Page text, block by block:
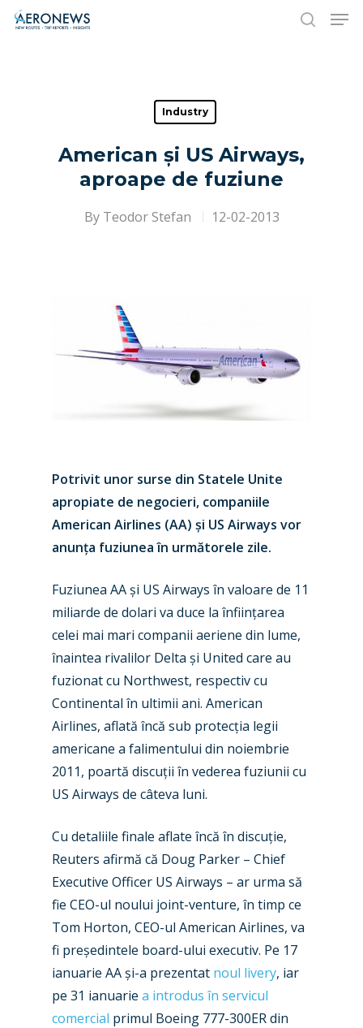
Hit enter to search or ESC to close
Industry
American și US Airways,
aproape de fuziune
By Teodor Stefan 12-02-2013
Potrivit unor surse din Statele Unite
apropiate de negocieri, companiile
American Airlines (AA) și US Airways vor
anunța fuziunea în următorele zile.
Fuziunea AA și US Airways în valoare de 11
miliarde de dolari va duce la înființarea
celei mai mari companii aeriene din lume,
înaintea rivalilor Delta și United care au
fuzionat cu Northwest, respectiv cu
Continental în ultimii ani. American
Airlines, aflată încă sub protecția legii
americane a falimentului din noiembrie
2011, poartă discuții în vederea fuziunii cu
US Airways de câteva luni.
Cu detaliile finale aflate încă în discuție,
Reuters afirmă că Doug Parker – Chief
Executive Officer US Airways – ar urma să
fie CEO-ul noului joint-venture, în timp ce
Tom Horton, CEO-ul American Airlines, va
fi președintele board-ului executiv. Pe 17
ianuarie AA și-a prezentat noul livery, iar
pe 31 ianuarie a introdus în servicul
comercial primul Boeing 777-300ER din
New Routes
Industry
Dubai 2025
Farnborough 2024
Paris 2023
Farnborough 2022
Dubai 2019
Business Jets
Military
Trip Reports
Marketplace
Jobs
Contact